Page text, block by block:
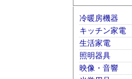
冷暖房機器
キッチン家電
生活家電
照明器具
映像・音響